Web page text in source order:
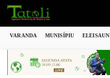
VARANDA MUNISÍPIU ELEISAUN